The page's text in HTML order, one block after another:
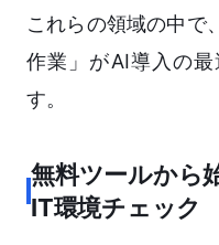
これらの領域の中で
作業」がAI導入の
す。
無料ツールから
IT環境チェック